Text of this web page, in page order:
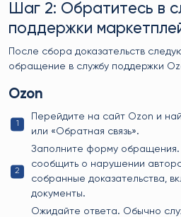
Шаг 2: Обратитесь в
поддержки
После сбора доказательств
обращение в службу поддержки
Ozon
Перейдите на сайт Ozon и
или «Обратная связь».
Заполните форму обращения.
сообщить о нарушении
собранные доказательства,
документы.
Ожидайте ответа. Обычно